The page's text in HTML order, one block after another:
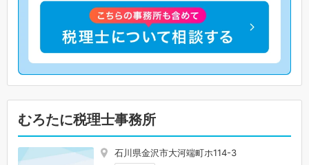
むろたに税理士事務所
石川県金沢市大河端町ホ114-3